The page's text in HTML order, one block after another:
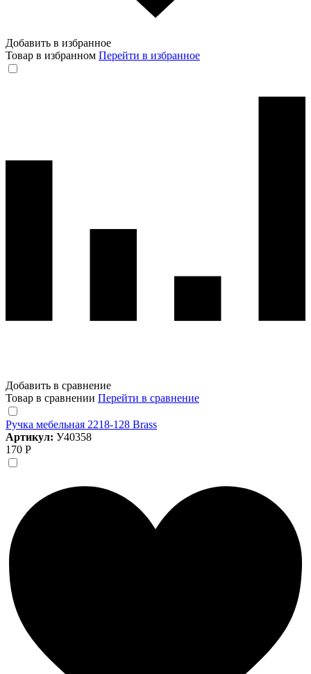
Добавить в избранное
Товар в избранном Перейти в избранное
Добавить в сравнение
Товар в сравнении Перейти в сравнение
Ручка мебельная 2218-128 Brass
Артикул: У40358
170 Р